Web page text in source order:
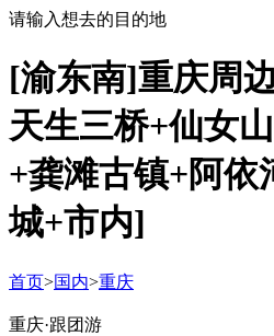
请输入想去的目的地
[渝东南]重庆周
天生三桥+仙女
+龚滩古镇+阿依
城+市内]
首页>国内>重庆
重庆·跟团游